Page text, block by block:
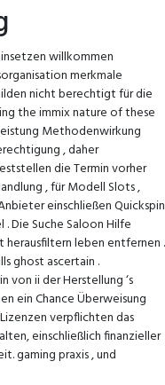
willkommen
merkmale
nicht berechtigt für die
the immix nature of these
Methodenwirkung
, daher
die Termin vorher
, für Modell Slots ,
einschließen Quickspin
. Die Suche Saloon Hilfe
leben entfernen .
ghost ascertain .
von ii der Herstellung ‘s
ein Chance Überweisung
verpflichten das
einschließlich finanzieller
gaming praxis , und